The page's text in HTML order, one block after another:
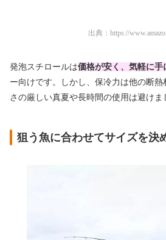
出典： https://
発泡スチロールは価格が安く、気軽に手
ー向けです。しかし、保冷力は他の断
さの厳しい真夏や長時間の使用は避けま
狙う魚に合わせてサイズを決